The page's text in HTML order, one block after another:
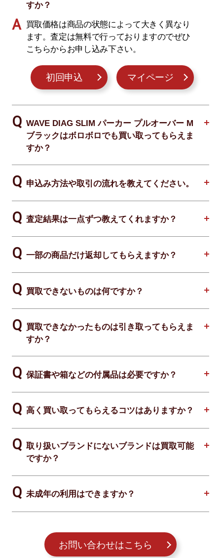
すか？
買取価格は商品の状態によって大きく異なり
ます。査定は無料で行っておりますのでぜひ
こちらからお申し込み下さい。
初回申込 マイページ
WAVE DIAG SLIM パーカー プルオーバー M
ブラックはボロボロでも買い取ってもらえま
すか？
申込み方法や取引の流れを教えてください。
査定結果は一点ずつ教えてくれますか？
一部の商品だけ返却してもらえますか？
買取できないものは何ですか？
買取できなかったものは引き取ってもらえま
すか？
保証書や箱などの付属品は必要ですか？
高く買い取ってもらえるコツはありますか？
取り扱いブランドにないブランドは買取可能
ですか？
未成年の利用はできますか？
お問い合わせはこちら